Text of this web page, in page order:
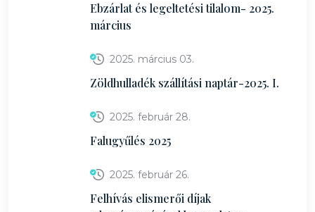
Ebzárlat és legeltetési tilalom- 2025.
március
2025. március 03.
Zöldhulladék szállítási naptár-2025. I.
2025. február 28.
Falugyűlés 2025
2025. február 26.
Felhívás elismerői díjak